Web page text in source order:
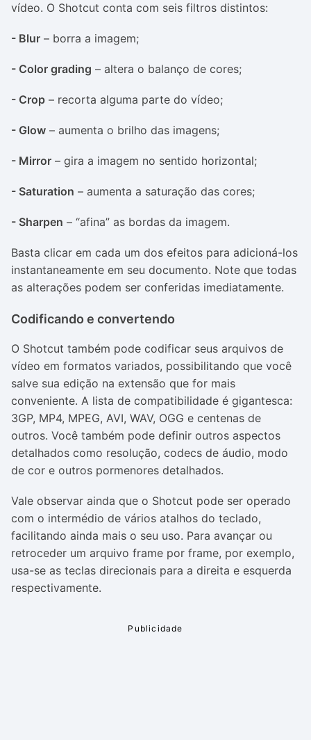
vídeo. O Shotcut conta com seis filtros distintos:
- Blur – borra a imagem;
- Color grading – altera o balanço de cores;
- Crop – recorta alguma parte do vídeo;
- Glow – aumenta o brilho das imagens;
- Mirror – gira a imagem no sentido horizontal;
- Saturation – aumenta a saturação das cores;
- Sharpen – “afina” as bordas da imagem.
Basta clicar em cada um dos efeitos para adicioná-los
instantaneamente em seu documento. Note que todas
as alterações podem ser conferidas imediatamente.
Codificando e convertendo
O Shotcut também pode codificar seus arquivos de
vídeo em formatos variados, possibilitando que você
salve sua edição na extensão que for mais
conveniente. A lista de compatibilidade é gigantesca:
3GP, MP4, MPEG, AVI, WAV, OGG e centenas de
outros. Você também pode definir outros aspectos
detalhados como resolução, codecs de áudio, modo
de cor e outros pormenores detalhados.
Vale observar ainda que o Shotcut pode ser operado
com o intermédio de vários atalhos do teclado,
facilitando ainda mais o seu uso. Para avançar ou
retroceder um arquivo frame por frame, por exemplo,
usa-se as teclas direcionais para a direita e esquerda
respectivamente.